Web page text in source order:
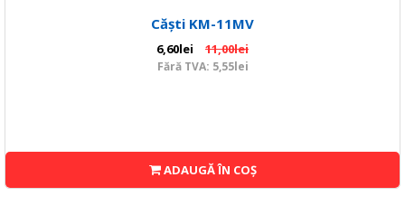
Căști KM-11MV
6,60lei 11,00lei
Fără TVA: 5,55lei
ADAUGĂ ÎN COŞ